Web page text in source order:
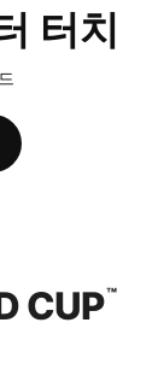
터치
CUP™